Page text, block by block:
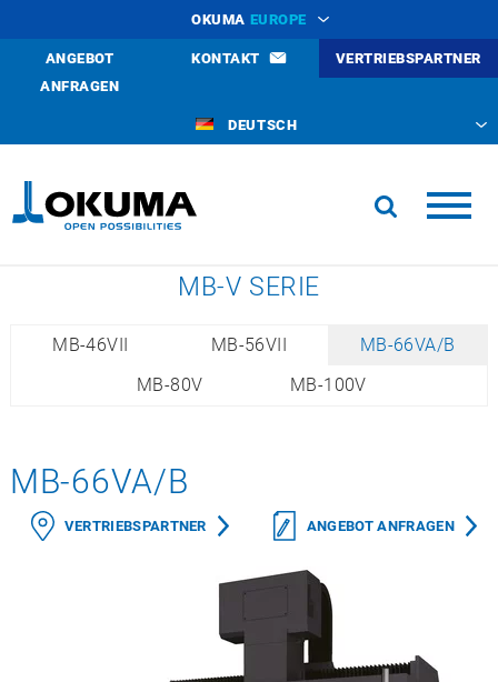
OKUMA EUROPE
ANGEBOT
ANFRAGEN
KONTAKT VERTRIEBSPARTNER
DEUTSCH
MB-V SERIE
MB-46VII MB-56VII
MB-66VA/B
MB-80V
MB-100V
MB-66VA/B
VERTRIEBSPARTNER ANGEBOT ANFRAGEN